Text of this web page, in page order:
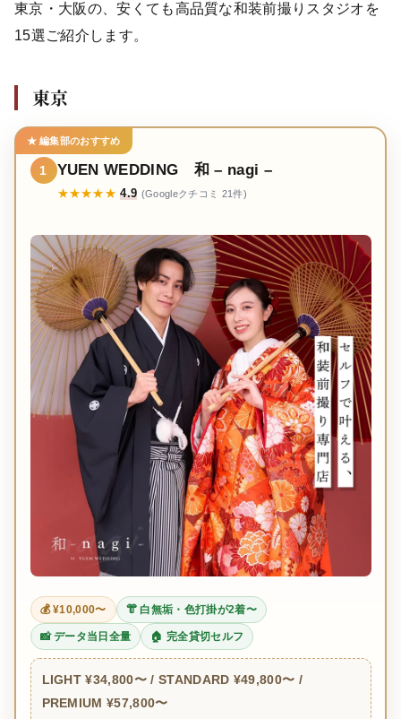
東京・大阪の、安くても高品質な和装前撮りスタジオを
15選ご紹介します。
東京
★ 編集部のおすすめ
1 YUEN WEDDING 和 – nagi –
★★★★★4.9 (Googleクチコミ 21件)
💰 ¥10,000〜 👘 白無垢・色打掛が2着〜
📸 データ当日全量 🏠 完全貸切セルフ
LIGHT ¥34,800〜 / STANDARD ¥49,800〜 /
PREMIUM ¥57,800〜